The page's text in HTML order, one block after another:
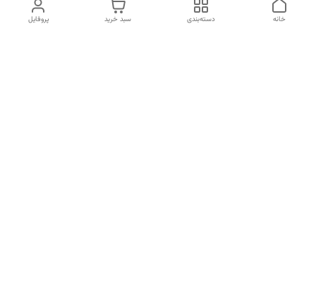
پروفایل سبد خرید دسته‌بندی خانه